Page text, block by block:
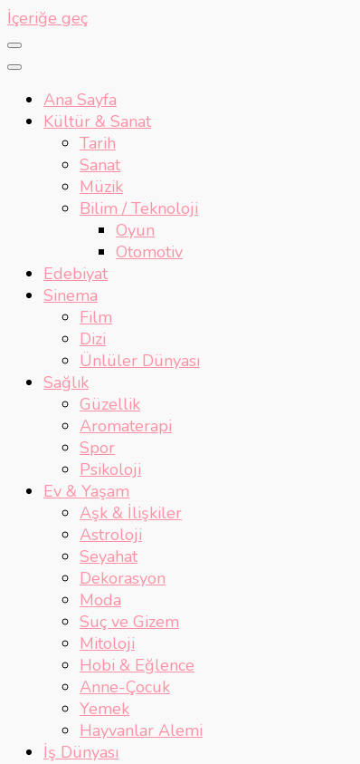
İçeriğe geç
Ana Sayfa
Kültür & Sanat
Tarih
Sanat
Müzik
Bilim / Teknoloji
Oyun
Otomotiv
Edebiyat
Sinema
Film
Dizi
Ünlüler Dünyası
Sağlık
Güzellik
Aromaterapi
Spor
Psikoloji
Ev & Yaşam
Aşk & İlişkiler
Astroloji
Seyahat
Dekorasyon
Moda
Suç ve Gizem
Mitoloji
Hobi & Eğlence
Anne-Çocuk
Yemek
Hayvanlar Alemi
İş Dünyası